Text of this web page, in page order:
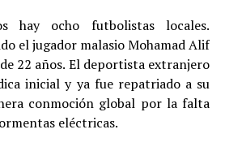
hay ocho futbolistas locales.
el jugador malasio Mohamad Alif
22 años. El deportista extranjero
inicial y ya fue repatriado a su
conmoción global por la falta
eléctricas.